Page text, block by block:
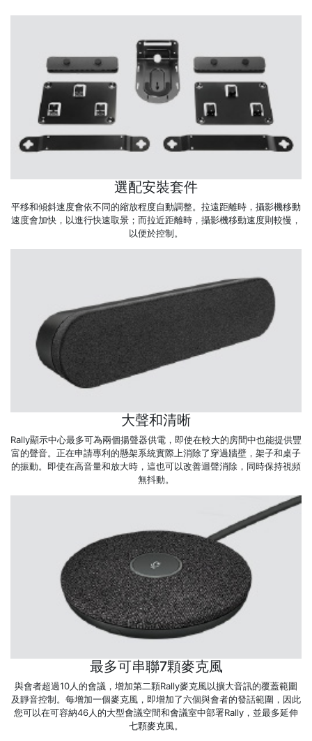
選配安裝套件
平移和傾斜速度會依不同的縮放程度自動調整。拉遠距離時，攝影機移動
速度會加快，以進行快速取景；而拉近距離時，攝影機移動速度則較慢，
以便於控制。
大聲和清晰
Rally顯示中心最多可為兩個揚聲器供電，即使在較大的房間中也能提供豐
富的聲音。正在申請專利的懸架系統實際上消除了穿過牆壁，架子和桌子
的振動。即使在高音量和放大時，這也可以改善迴聲消除，同時保持視頻
無抖動。
最多可串聯7顆麥克風
與會者超過10人的會議，增加第二顆Rally麥克風以擴大音訊的覆蓋範圍
及靜音控制。每增加一個麥克風，即增加了六個與會者的發話範圍，因此
您可以在可容納46人的大型會議空間和會議室中部署Rally，並最多延伸
七顆麥克風。